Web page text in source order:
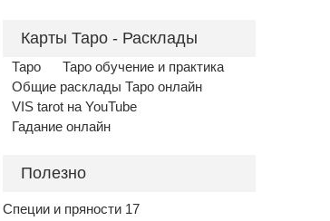
Карты Таро - Расклады
Таро
Таро обучение и практика
Общие расклады Таро онлайн
VIS tarot на YouTube
Гадание онлайн
Полезно
Специи и пряности 17